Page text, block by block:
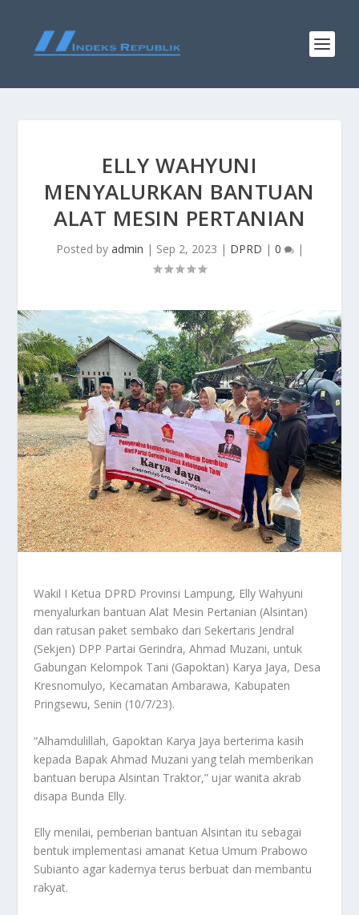
ELLY WAHYUNI
MENYALURKAN BANTUAN
ALAT MESIN PERTANIAN
Posted by admin | Sep 2, 2023 | DPRD | 0 |
Wakil I Ketua DPRD Provinsi Lampung, Elly Wahyuni
menyalurkan bantuan Alat Mesin Pertanian (Alsintan)
dan ratusan paket sembako dari Sekertaris Jendral
(Sekjen) DPP Partai Gerindra, Ahmad Muzani, untuk
Gabungan Kelompok Tani (Gapoktan) Karya Jaya, Desa
Kresnomulyo, Kecamatan Ambarawa, Kabupaten
Pringsewu, Senin (10/7/23).
“Alhamdulillah, Gapoktan Karya Jaya berterima kasih
kepada Bapak Ahmad Muzani yang telah memberikan
bantuan berupa Alsintan Traktor,” ujar wanita akrab
disapa Bunda Elly.
Elly menilai, pemberian bantuan Alsintan itu sebagai
bentuk implementasi amanat Ketua Umum Prabowo
Subianto agar kadernya terus berbuat dan membantu
rakyat.